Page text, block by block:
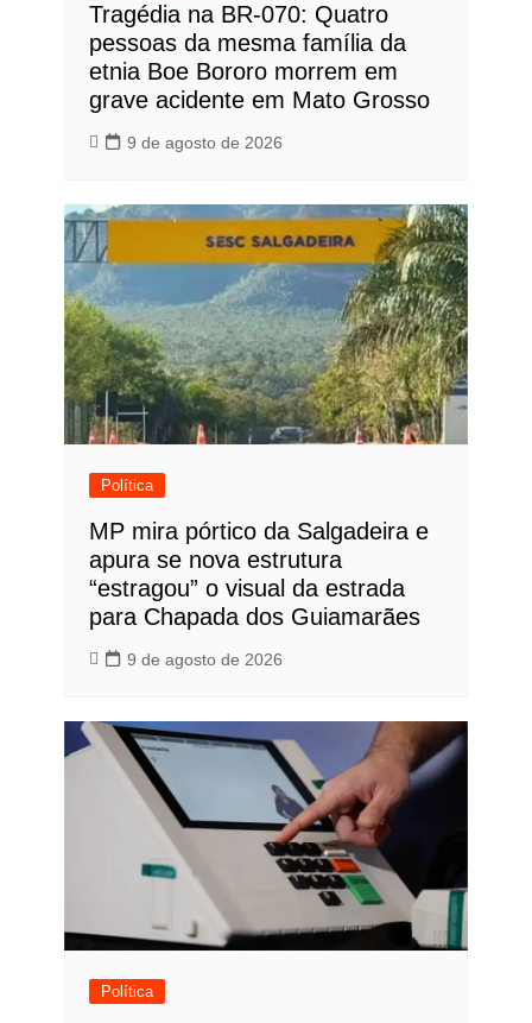
Tragédia na BR-070: Quatro
pessoas da mesma família da
etnia Boe Bororo morrem em
grave acidente em Mato Grosso
9 de agosto de 2026
Política
MP mira pórtico da Salgadeira e
apura se nova estrutura
“estragou” o visual da estrada
para Chapada dos Guiamarães
9 de agosto de 2026
Política